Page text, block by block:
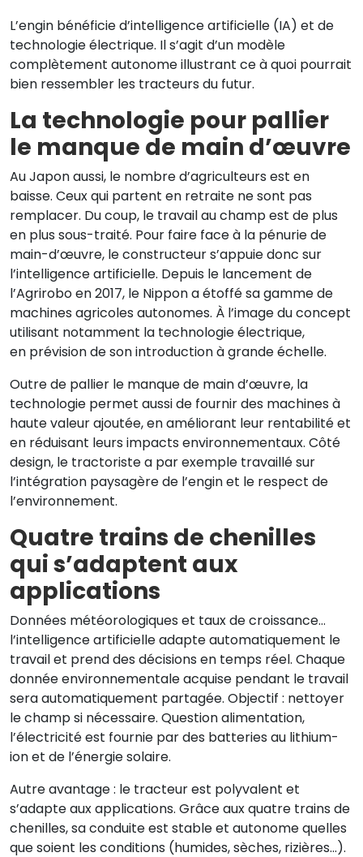
L’engin bénéficie d’intelligence artificielle (IA) et de
technologie électrique. Il s’agit d’un modèle
complètement autonome illustrant ce à quoi pourrait
bien ressembler les tracteurs du futur.
La technologie pour pallier
le manque de main d’œuvre
Au Japon aussi, le nombre d’agriculteurs est en
baisse. Ceux qui partent en retraite ne sont pas
remplacer. Du coup, le travail au champ est de plus
en plus sous-traité. Pour faire face à la pénurie de
main-d’œuvre, le constructeur s’appuie donc sur
l’intelligence artificielle. Depuis le lancement de
l’Agrirobo en 2017, le Nippon a étoffé sa gamme de
machines agricoles autonomes. À l’image du concept
utilisant notamment la technologie électrique,
en prévision de son introduction à grande échelle.
Outre de pallier le manque de main d’œuvre, la
technologie permet aussi de fournir des machines à
haute valeur ajoutée, en améliorant leur rentabilité et
en réduisant leurs impacts environnementaux. Côté
design, le tractoriste a par exemple travaillé sur
l’intégration paysagère de l’engin et le respect de
l’environnement.
Quatre trains de chenilles
qui s’adaptent aux
applications
Données météorologiques et taux de croissance…
l’intelligence artificielle adapte automatiquement le
travail et prend des décisions en temps réel. Chaque
donnée environnementale acquise pendant le travail
sera automatiquement partagée. Objectif : nettoyer
le champ si nécessaire. Question alimentation,
l’électricité est fournie par des batteries au lithium-
ion et de l’énergie solaire.
Autre avantage : le tracteur est polyvalent et
s’adapte aux applications. Grâce aux quatre trains de
chenilles, sa conduite est stable et autonome quelles
que soient les conditions (humides, sèches, rizières…).